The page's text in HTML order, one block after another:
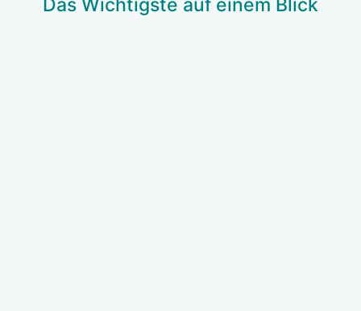
Das Wich­tigs­te auf einem Blick